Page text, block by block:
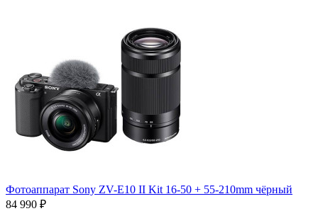
Фотоаппарат Sony ZV-E10 II Kit 16-50 + 55-210mm чёрный
84 990 ₽